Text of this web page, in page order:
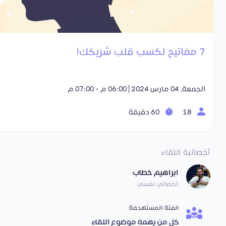
7 مفاتيح لكسب قلب شريكك!
الجمعة, 04 مارس 2024 | 06:00 م - 07:00 م
أخصائية اللقاء
ابراهيم خطاب
أخصائي نفسي
الفئة المستهدفة
كل من يهمه موضوع اللقاء